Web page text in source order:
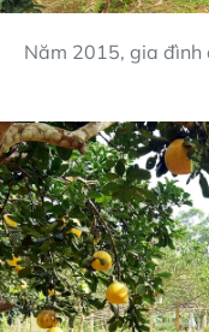
Năm 2015, gia đình